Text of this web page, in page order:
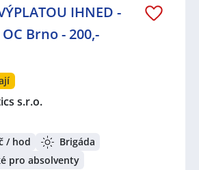
IHNED -
OC Brno - 200,-
s.r.o.
/ hod
Brigáda
pro absolventy